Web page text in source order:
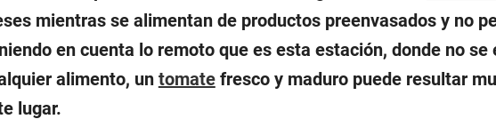
mientras se alimentan de productos preenvasados y no
en cuenta lo remoto que es esta estación, donde no se
alimento, un tomatefresco y maduro puede resultar
lugar.